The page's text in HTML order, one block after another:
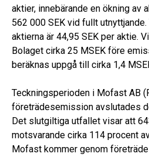
aktier, innebärande en ökning av
562 000 SEK vid fullt
aktierna är 44,95 SEK per aktie.
Bolaget cirka 25 MSEK före
beräknas uppgå till cirka 1,4
Teckningsperioden i Mofast AB
företrädesemission avslutades
Det slutgiltiga utfallet visar att
motsvarande cirka 114 procent
Mofast kommer genom